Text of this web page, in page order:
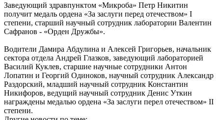
Заведующий здравпунктом «Микроба» Петр Никитин
получит медаль ордена «За заслуги перед отечеством» I
степени, старший научный сотрудник лаборатории Валентин
Сафранов - «Орден Дружбы».
Водители Дамира Абдулина и Алексей Григорьев, начальник
сектора отдела Андрей Глазков, заведующий лабораторией
Василий Куклев, старшие научные сотрудники Антон
Лопатин и Георгий Одиноков, научный сотрудник Александр
Раздорский, младший научный сотрудник Константин
Никифоров, ведущий научный сотрудник Денис Уткин
награждены медалью ордена «За заслуги перел отечеством» II
степени.